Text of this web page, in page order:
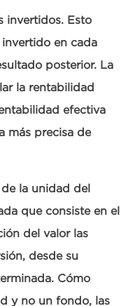
invertidos. Esto
en cada
posterior. La
la rentabilidad
efectiva
más precisa de
la unidad del
que consiste en el
del valor las
desde su
Cómo
y no un fondo, las